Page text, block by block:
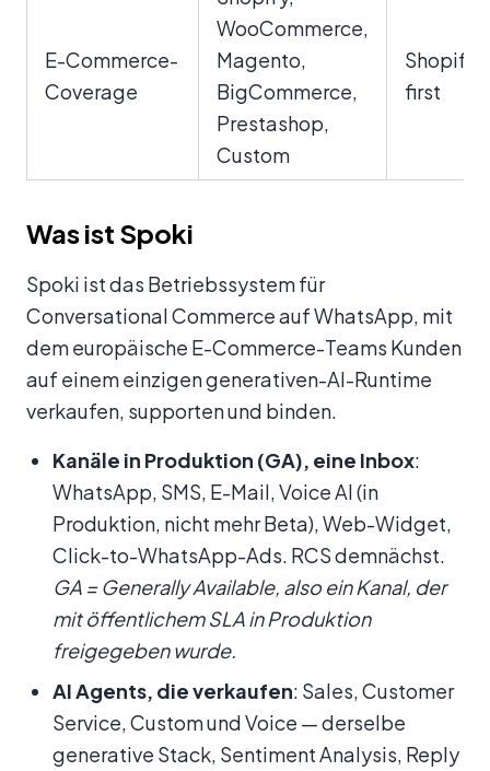
E-Commerce-
Coverage
WooCommerce,
Magento,
BigCommerce,
Prestashop,
Custom
Shopify-
first
Was ist Spoki
Spoki ist das Betriebssystem für
Conversational Commerce auf WhatsApp, mit
dem europäische E-Commerce-Teams Kunden
auf einem einzigen generativen-AI-Runtime
verkaufen, supporten und binden.
Kanäle in Produktion (GA), eine Inbox:
WhatsApp, SMS, E-Mail, Voice AI (in
Produktion, nicht mehr Beta), Web-Widget,
Click-to-WhatsApp-Ads. RCS demnächst.
GA = Generally Available, also ein Kanal, der
mit öffentlichem SLA in Produktion
freigegeben wurde.
AI Agents, die verkaufen: Sales, Customer
Service, Custom und Voice — derselbe
generative Stack, Sentiment Analysis, Reply